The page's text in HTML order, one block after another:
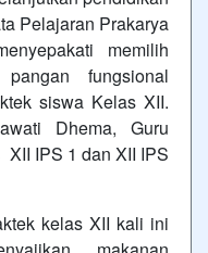
Pelajaran Prakarya
memilih
fungsional
siswa Kelas XII.
Dhema, Guru
IPS 1 dan XII IPS
kelas XII kali ini